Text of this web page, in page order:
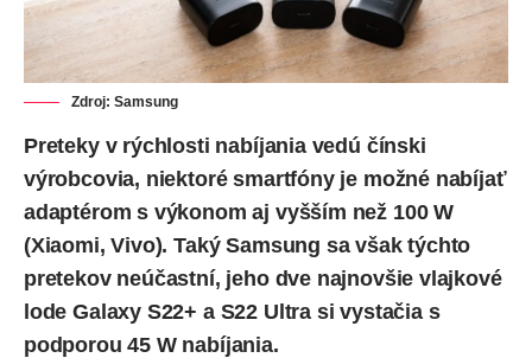
Zdroj: Samsung
Preteky v rýchlosti nabíjania vedú čínski
výrobcovia, niektoré smartfóny je možné nabíjať
adaptérom s výkonom aj vyšším než 100 W
(Xiaomi, Vivo). Taký Samsung sa však týchto
pretekov neúčastní, jeho dve najnovšie vlajkové
lode Galaxy S22+ a S22 Ultra si vystačia s
podporou 45 W nabíjania.